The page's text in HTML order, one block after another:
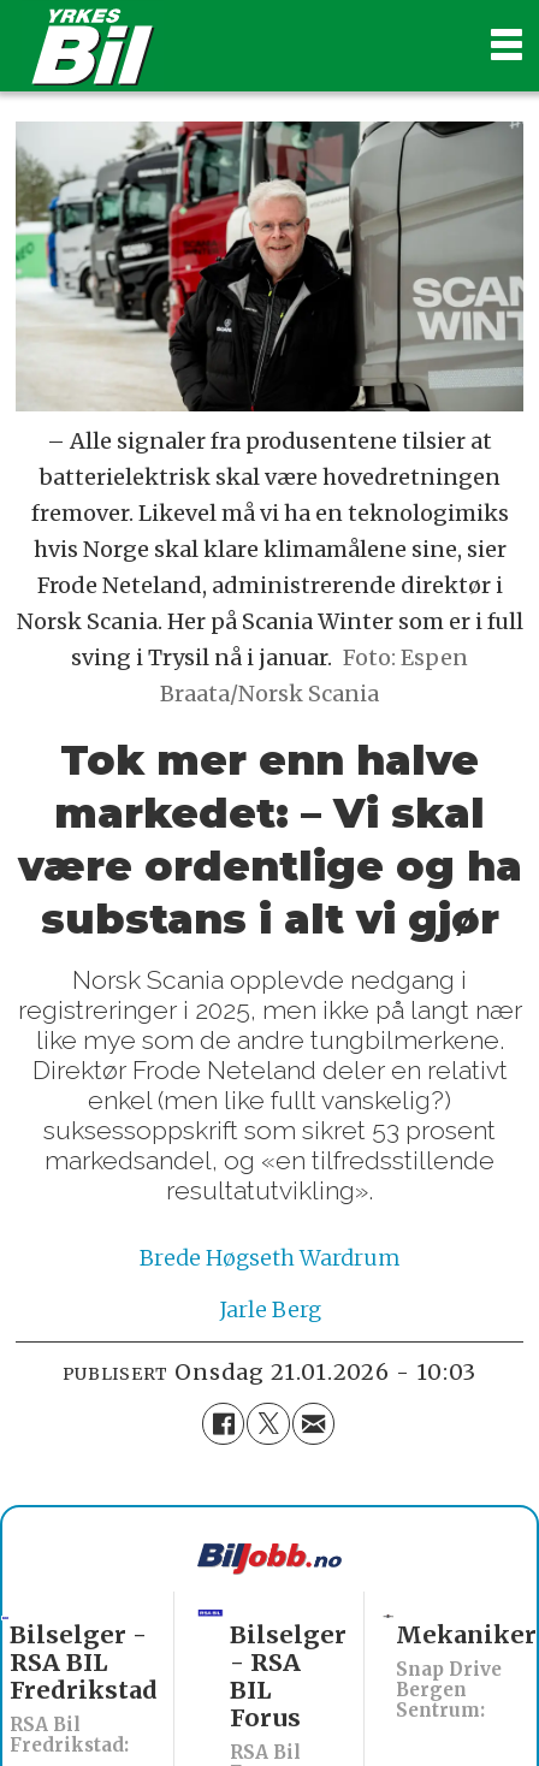
– Alle signaler fra produsentene tilsier at
batterielektrisk skal være hovedretningen
fremover. Likevel må vi ha en teknologimiks
hvis Norge skal klare klimamålene sine, sier
Frode Neteland, administrerende direktør i
Norsk Scania. Her på Scania Winter som er i full
sving i Trysil nå i januar. Foto: Espen
Braata/Norsk Scania
Tok mer enn halve
markedet: – Vi skal
være ordentlige og ha
substans i alt vi gjør
Norsk Scania opplevde nedgang i
registreringer i 2025, men ikke på langt nær
like mye som de andre tungbilmerkene.
Direktør Frode Neteland deler en relativt
enkel (men like fullt vanskelig?)
suksessoppskrift som sikret 53 prosent
markedsandel, og «en tilfredsstillende
resultatutvikling».
Brede Høgseth Wardrum
Jarle Berg
PUBLISERT onsdag 21.01.2026 - 10:03
RSA Bil
Bilselger
- RSA
BIL
Forus
Snap Drive
Bergen
Sentrum:
Mekaniker
Billakkerer
søkes til
Werksta
Åsane